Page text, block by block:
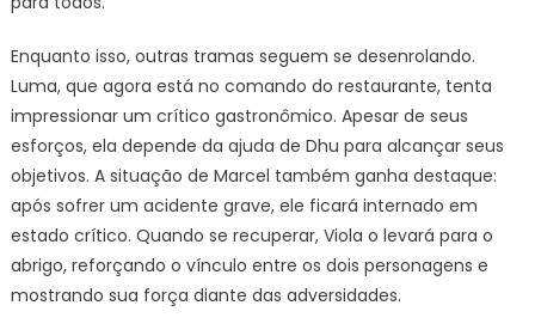
Enquanto isso, outras tramas seguem se desenrolando.
Luma, que agora está no comando do restaurante, tenta
impressionar um crítico gastronômico. Apesar de seus
esforços, ela depende da ajuda de Dhu para alcançar seus
objetivos. A situação de Marcel também ganha destaque:
após sofrer um acidente grave, ele ficará internado em
estado crítico. Quando se recuperar, Viola o levará para o
abrigo, reforçando o vínculo entre os dois personagens e
mostrando sua força diante das adversidades.